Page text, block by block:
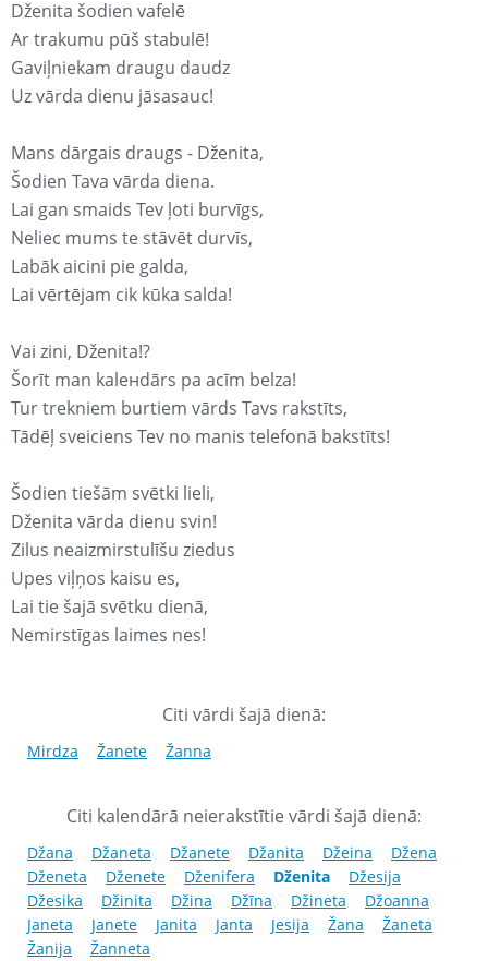
Dženita šodien vafelē
Ar trakumu pūš stabulē!
Gaviļniekam draugu daudz
Uz vārda dienu jāsasauc!
Mans dārgais draugs - Dženita,
Šodien Tava vārda diena.
Lai gan smaids Tev ļoti burvīgs,
Neliec mums te stāvēt durvīs,
Labāk aicini pie galda,
Lai vērtējam cik kūka salda!
Vai zini, Dženita!?
Šorīt man kaleнdārs pa acīm belza!
Tur trekniem burtiem vārds Tavs rakstīts,
Tādēļ sveiciens Tev no manis telefonā bakstīts!
Šodien tiešām svētki lieli,
Dženita vārda dienu svin!
Zilus neaizmirstulīšu ziedus
Upes viļņos kaisu es,
Lai tie šajā svētku dienā,
Nemirstīgas laimes nes!
Citi vārdi šajā dienā:
Mirdza Žanete Žanna
Citi kalendārā neierakstītie vārdi šajā dienā:
Džana Džaneta Džanete Džanita Džeina
Džena
Dženeta
Dženete Dženifera Dženita
Džesija
Džesika
Džinita Džina Džīna Džineta
Džoanna
Janeta
Janete Janita Janta Jesija Žana
Žaneta
Žanija
Žanneta